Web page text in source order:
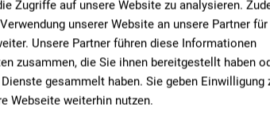
Zugriffe auf unsere Website zu analysieren.
unserer Website an unsere Partner
Unsere Partner führen diese Informationen
zusammen, die Sie ihnen bereitgestellt haben
gesammelt haben. Sie geben Einwilligung
Webseite weiterhin nutzen.